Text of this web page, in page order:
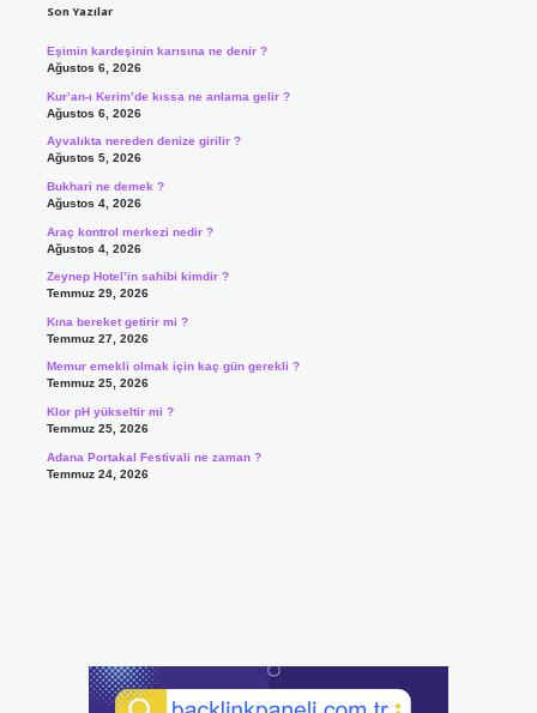
Son Yazılar
Eşimin kardeşinin karısına ne denir ?
Ağustos 6, 2026
Kur’an-ı Kerim’de kıssa ne anlama gelir ?
Ağustos 6, 2026
Ayvalıkta nereden denize girilir ?
Ağustos 5, 2026
Bukhari ne demek ?
Ağustos 4, 2026
Araç kontrol merkezi nedir ?
Ağustos 4, 2026
Zeynep Hotel’in sahibi kimdir ?
Temmuz 29, 2026
Kına bereket getirir mi ?
Temmuz 27, 2026
Memur emekli olmak için kaç gün gerekli ?
Temmuz 25, 2026
Klor pH yükseltir mi ?
Temmuz 25, 2026
Adana Portakal Festivali ne zaman ?
Temmuz 24, 2026